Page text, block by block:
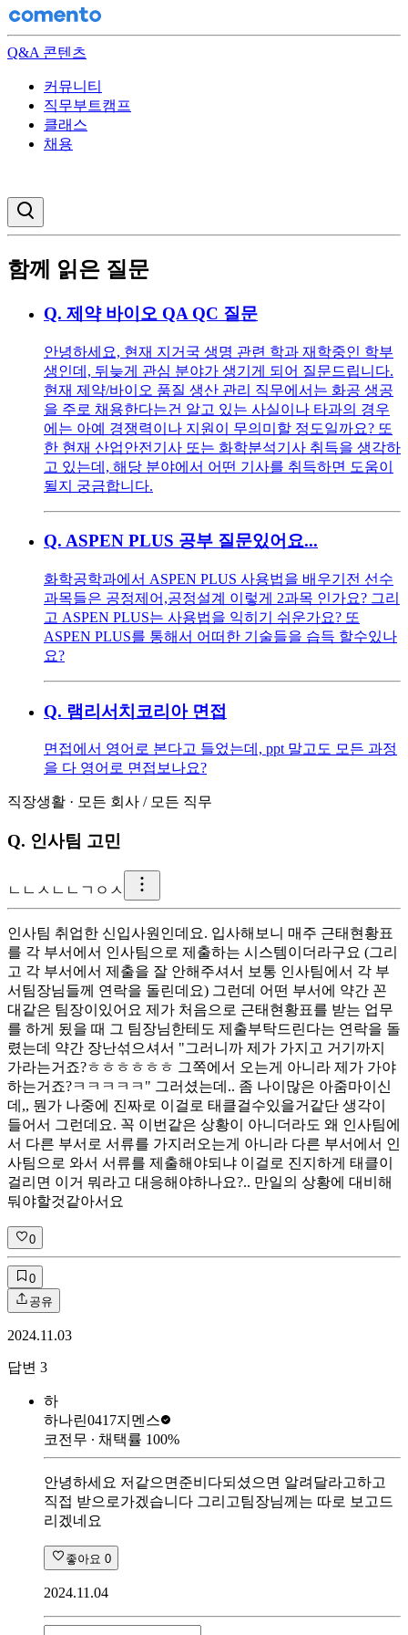
Q&A 콘텐츠
커뮤니티
직무부트캠프
클래스
채용
함께 읽은 질문
Q. 제약 바이오 QA QC 질문
안녕하세요, 현재 지거국 생명 관련 학과 재학중인 학부
생인데, 뒤늦게 관심 분야가 생기게 되어 질문드립니다.
현재 제약/바이오 품질 생산 관리 직무에서는 화공 생공
을 주로 채용한다는건 알고 있는 사실이나 타과의 경우
에는 아예 경쟁력이나 지원이 무의미할 정도일까요? 또
한 현재 산업안전기사 또는 화학분석기사 취득을 생각하
고 있는데, 해당 분야에서 어떤 기사를 취득하면 도움이
될지 궁금합니다.
Q. ASPEN PLUS 공부 질문있어요...
화학공학과에서 ASPEN PLUS 사용법을 배우기전 선수
과목들은 공정제어,공정설계 이렇게 2과목 인가요? 그리
고 ASPEN PLUS는 사용법을 익히기 쉬운가요? 또
ASPEN PLUS를 통해서 어떠한 기술들을 습득 할수있나
요?
Q. 램리서치코리아 면접
면접에서 영어로 본다고 들었는데, ppt 말고도 모든 과정
을 다 영어로 면접보나요?
직장생활 · 모든 회사 / 모든 직무
Q. 인사팀 고민
ㄴ ㄴㅅㄴㄴㄱㅇㅅ
인사팀 취업한 신입사원인데요. 입사해보니 매주 근태현황표
를 각 부서에서 인사팀으로 제출하는 시스템이더라구요 (그리
고 각 부서에서 제출을 잘 안해주셔서 보통 인사팀에서 각 부
서팀장님들께 연락을 돌린데요) 그런데 어떤 부서에 약간 꼰
대같은 팀장이있어요 제가 처음으로 근태현황표를 받는 업무
를 하게 됬을 때 그 팀장님한테도 제출부탁드린다는 연락을 돌
렸는데 약간 장난섞으셔서 "그러니까 제가 가지고 거기까지
가라는거죠?ㅎㅎㅎㅎㅎㅎ 그쪽에서 오는게 아니라 제가 가야
하는거죠?ㅋㅋㅋㅋㅋ" 그러셨는데.. 좀 나이많은 아줌마이신
데,, 뭔가 나중에 진짜로 이걸로 태클걸수있을거같단 생각이
들어서 그런데요. 꼭 이번같은 상황이 아니더라도 왜 인사팀에
서 다른 부서로 서류를 가지러오는게 아니라 다른 부서에서 인
사팀으로 와서 서류를 제출해야되냐 이걸로 진지하게 태클이
걸리면 이거 뭐라고 대응해야하나요?.. 만일의 상황에 대비해
둬야할것같아서요
0
0
공유
2024.11.03
답변 3
하
하나린0417지멘스
코전무 ∙ 채택률 100%
안녕하세요 저같으면준비다되셨으면 알려달라고하고
직접 받으로가겠습니다 그리고팀장님께는 따로 보고드
리겠네요
좋아요 0
2024.11.04